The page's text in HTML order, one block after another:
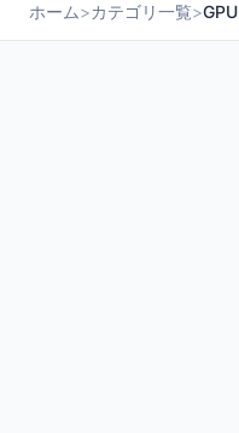
ホーム>カテゴリ一覧>GPU